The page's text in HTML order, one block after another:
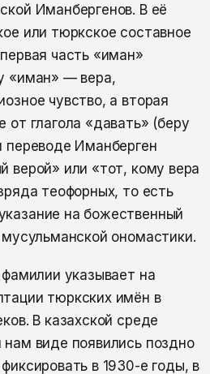
Иманбергенов. В её
или тюркское составное
часть «иман»
«иман» — вера,
чувство, а вторая
от глагола «давать» (беру
Иманберген
верой» или «тот, кому вера
теофорных, то есть
на божественный
ономастики.
указывает на
тюркских имён в
В казахской среде
виде появились поздно
в 1930-е годы, в